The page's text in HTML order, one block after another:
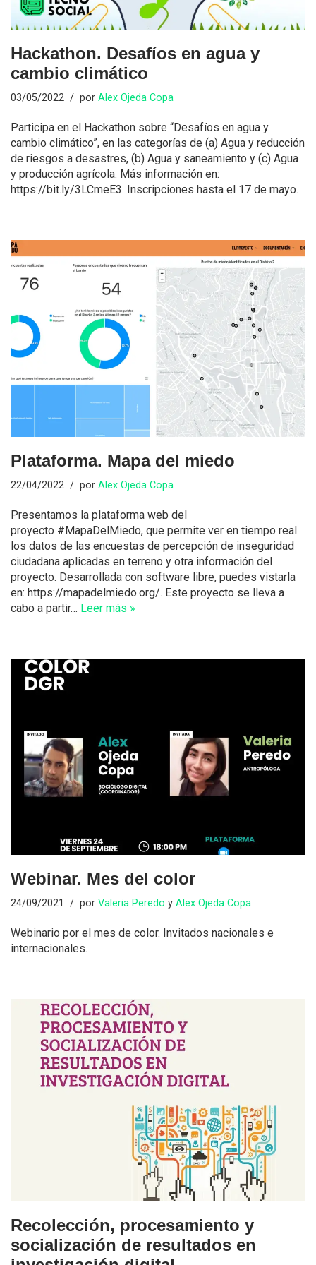
Hackathon. Desafíos en agua y
cambio climático
03/05/2022 por Alex Ojeda Copa
Participa en el Hackathon sobre “Desafíos en agua y
cambio climático”, en las categorías de (a) Agua y reducción
de riesgos a desastres, (b) Agua y saneamiento y (c) Agua
y producción agrícola. Más información en:
https://bit.ly/3LCmeE3. Inscripciones hasta el 17 de mayo.
Plataforma. Mapa del miedo
22/04/2022 por Alex Ojeda Copa
Presentamos la plataforma web del
proyecto #MapaDelMiedo, que permite ver en tiempo real
los datos de las encuestas de percepción de inseguridad
ciudadana aplicadas en terreno y otra información del
proyecto. Desarrollada con software libre, puedes vistarla
en: https://mapadelmiedo.org/. Este proyecto se lleva a
cabo a partir… Leer más »
Webinar. Mes del color
24/09/2021 por Valeria Peredo y Alex Ojeda Copa
Webinario por el mes de color. Invitados nacionales e
internacionales.
Recolección, procesamiento y
socialización de resultados en